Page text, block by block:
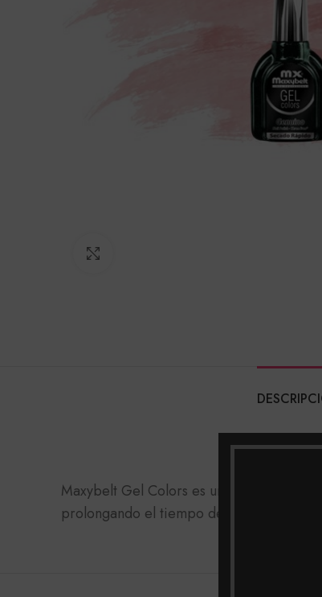
Maxybelt Gel Colors es un esmalte
prolongando el tiempo de duración.